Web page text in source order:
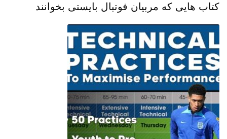
کتاب هایی که مربیان فوتبال بایستی بخوانند